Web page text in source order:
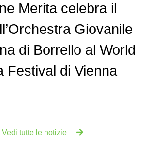
Merita celebra il
Giovanile
di Borrello al World
Festival di Vienna
Vedi tutte le notizie